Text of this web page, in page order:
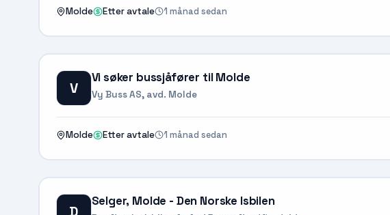
Molde Etter avtale 1 månad sedan
V
Vi søker bussjåfører til Molde
Vy Buss AS, avd. Molde
Molde Etter avtale 1 månad sedan
Selger, Molde - Den Norske Isbilen